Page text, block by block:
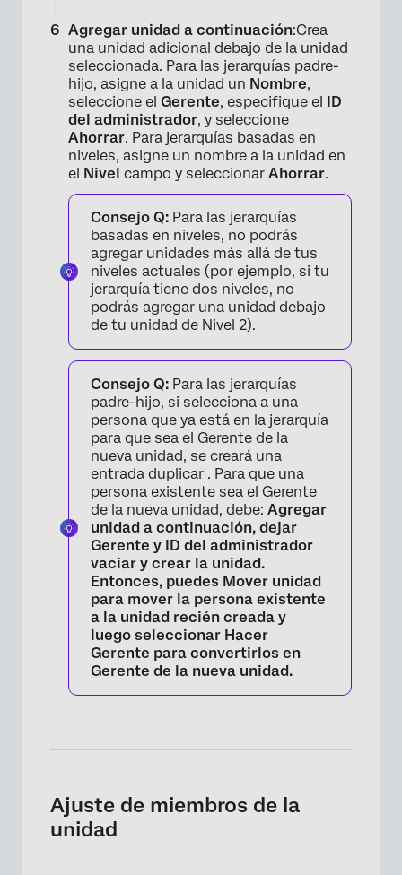
Agregar unidad a continuación:Crea
una unidad adicional debajo de la unidad
seleccionada. Para las jerarquías padre-
hijo, asigne a la unidad un Nombre,
seleccione el Gerente, especifique el ID
del administrador, y seleccione
Ahorrar. Para jerarquías basadas en
niveles, asigne un nombre a la unidad en
el Nivel campo y seleccionar Ahorrar.
Consejo Q: Para las jerarquías
basadas en niveles, no podrás
agregar unidades más allá de tus
niveles actuales (por ejemplo, si tu
jerarquía tiene dos niveles, no
podrás agregar una unidad debajo
de tu unidad de Nivel 2).
Consejo Q: Para las jerarquías
padre-hijo, si selecciona a una
persona que ya está en la jerarquía
para que sea el Gerente de la
nueva unidad, se creará una
entrada duplicar . Para que una
persona existente sea el Gerente
de la nueva unidad, debe: Agregar
unidad a continuación, dejar
Gerente y ID del administrador
vaciar y crear la unidad.
Entonces, puedes Mover unidad
para mover la persona existente
a la unidad recién creada y
luego seleccionar Hacer
Gerente para convertirlos en
Gerente de la nueva unidad.
Ajuste de miembros de la
unidad